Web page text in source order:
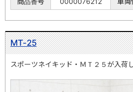
MT-25
スポーツネイキッド・ＭＴ２５が入荷